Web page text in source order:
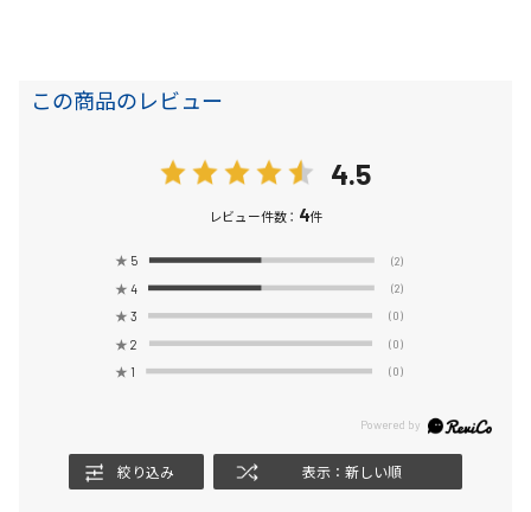
この商品のレビュー
4.5
レビュー件数： 4件
★ 5 (2)
★ 4 (2)
★ 3 (0)
★ 2 (0)
★ 1 (0)
絞り込み 表示：新しい順